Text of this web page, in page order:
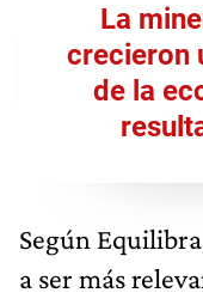
La
crecieron
de la
Según
a ser más